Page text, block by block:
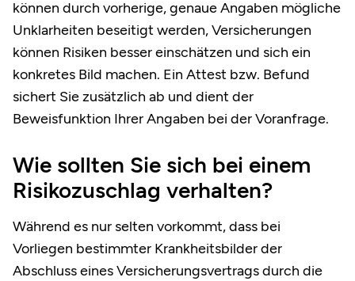
können durch vorherige, genaue Angaben mögliche
Unklarheiten beseitigt werden, Versicherungen
können Risiken besser einschätzen und sich ein
konkretes Bild machen. Ein Attest bzw. Befund
sichert Sie zusätzlich ab und dient der
Beweisfunktion Ihrer Angaben bei der Voranfrage.
Wie sollten Sie sich bei einem
Risikozuschlag verhalten?
Während es nur selten vorkommt, dass bei
Vorliegen bestimmter Krankheitsbilder der
Abschluss eines Versicherungsvertrags durch die